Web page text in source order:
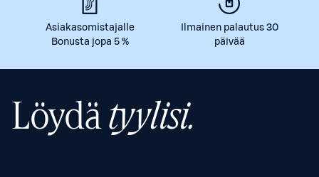
Asiakasomistajalle
Bonusta jopa 5 %
Ilmainen palautus 30
päivää
Löydätyylisi.